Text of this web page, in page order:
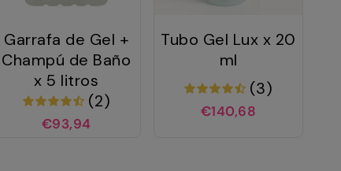
Garrafa de Gel +
Champú de Baño
x 5 litros
(2)
€93,94
Tubo Gel Lux x 20
ml
(3)
€140,68